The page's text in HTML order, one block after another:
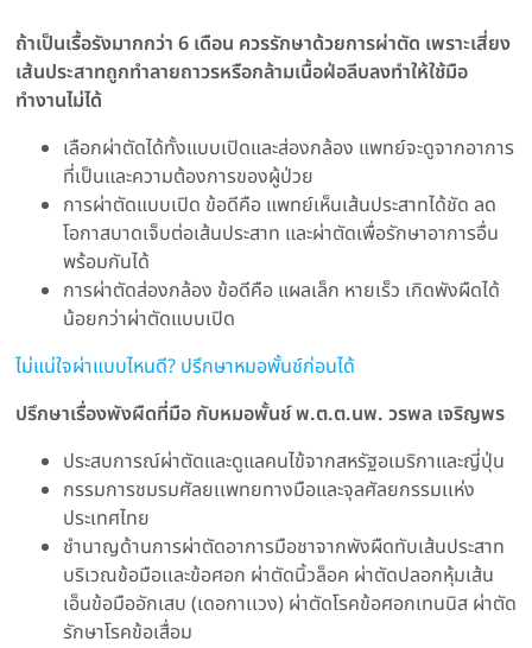
ถ้าเป็นเรื้อรังมากกว่า 6 เดือน ควรรักษาด้วยการผ่าตัด เพราะเสี่ยง
เส้นประสาทถูกทำลายถาวรหรือกล้ามเนื้อฝ่อลีบลงทำให้ใช้มือ
ทำงานไม่ได้
เลือกผ่าตัดได้ทั้งแบบเปิดและส่องกล้อง แพทย์จะดูจากอาการ
ที่เป็นและความต้องการของผู้ป่วย
การผ่าตัดแบบเปิด ข้อดีคือ แพทย์เห็นเส้นประสาทได้ชัด ลด
โอกาสบาดเจ็บต่อเส้นประสาท และผ่าตัดเพื่อรักษาอาการอื่น
พร้อมกันได้
การผ่าตัดส่องกล้อง ข้อดีคือ แผลเล็ก หายเร็ว เกิดพังผืดได้
น้อยกว่าผ่าตัดแบบเปิด
ไม่แน่ใจผ่าแบบไหนดี? ปรึกษาหมอพั้นช์ก่อนได้
ปรึกษาเรื่องพังผืดที่มือ กับหมอพั้นช์ พ.ต.ต.นพ. วรพล เจริญพร
ประสบการณ์ผ่าตัดและดูแลคนไข้จากสหรัฐอเมริกาและญี่ปุ่น
กรรมการชมรมศัลยเเพทยทางมือและจุลศัลยกรรมเเห่ง
ประเทศไทย
ชำนาญด้านการผ่าตัดอาการมือชาจากพังผืดทับเส้นประสาท
บริเวณข้อมือเเละข้อศอก ผ่าตัดนิ้วล็อค ผ่าตัดปลอกหุ้มเส้น
เอ็นข้อมืออักเสบ (เดอกาเเวง) ผ่าตัดโรคข้อศอกเทนนิส ผ่าตัด
รักษาโรคข้อเสื่อม